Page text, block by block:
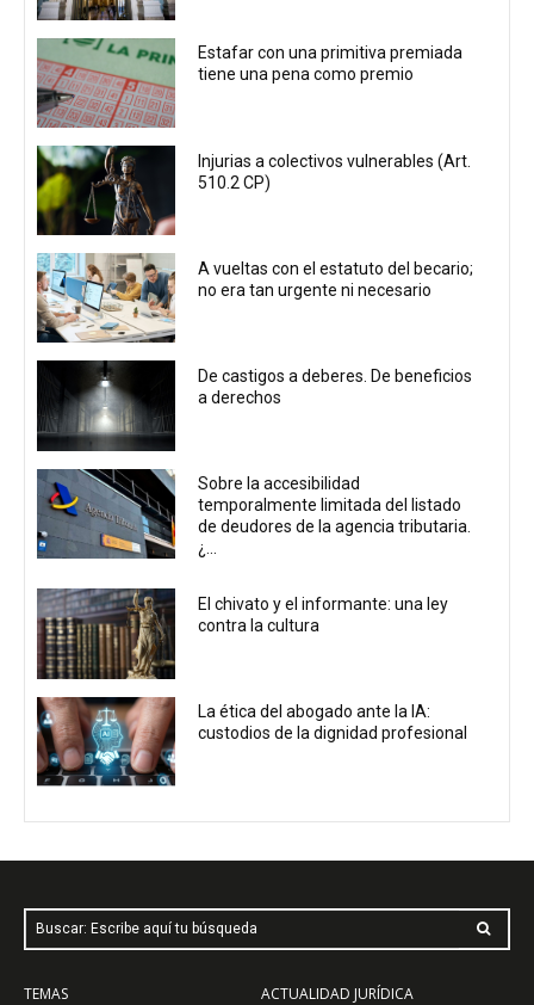
Estafar con una primitiva premiada
tiene una pena como premio
Injurias a colectivos vulnerables (Art.
510.2 CP)
A vueltas con el estatuto del becario;
no era tan urgente ni necesario
De castigos a deberes. De beneficios
a derechos
Sobre la accesibilidad
temporalmente limitada del listado
de deudores de la agencia tributaria.
¿...
El chivato y el informante: una ley
contra la cultura
La ética del abogado ante la IA:
custodios de la dignidad profesional
Buscar: Escribe aquí tu búsqueda
TEMAS
ACTUALIDAD JURÍDICA